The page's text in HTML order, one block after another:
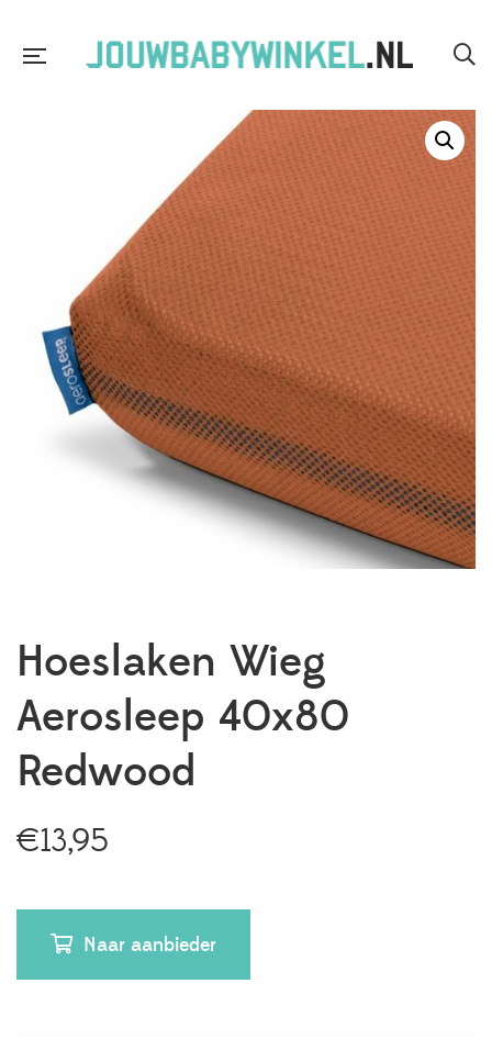
Hoeslaken Wieg
Aerosleep 40x80
Redwood
€13,95
Naar aanbieder